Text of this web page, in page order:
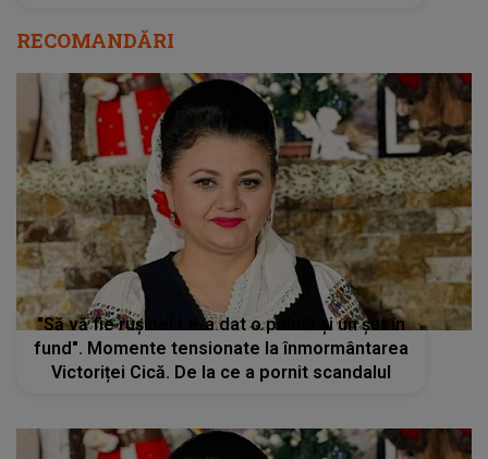
RECOMANDĂRI
"Să vă fie rușine! Le-a dat o palmă și un șut în
fund". Momente tensionate la înmormântarea
Victoriței Cică. De la ce a pornit scandalul